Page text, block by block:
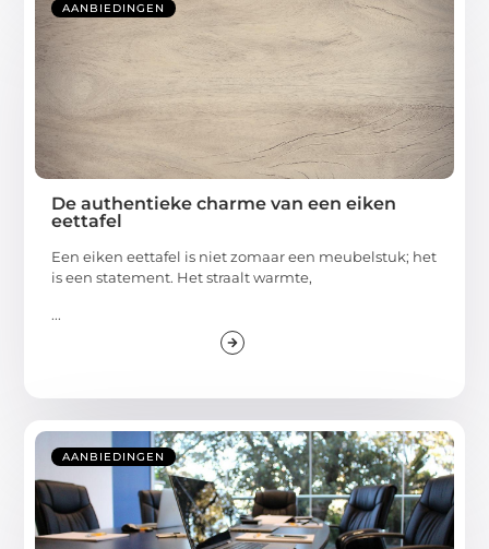
AANBIEDINGEN
De authentieke charme van een eiken
eettafel
Een eiken eettafel is niet zomaar een meubelstuk; het
is een statement. Het straalt warmte,
...
AANBIEDINGEN